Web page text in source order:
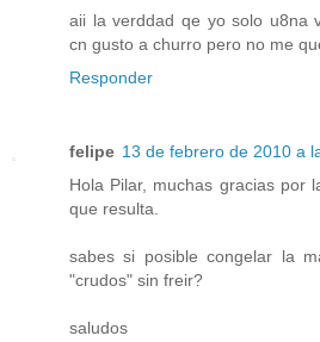
aii la verddad qe yo solo u8na
cn gusto a churro pero no me
Responder
felipe 13 de febrero de 2010 a
Hola Pilar, muchas gracias por
que resulta.
sabes si posible congelar la
"crudos" sin freir?
saludos